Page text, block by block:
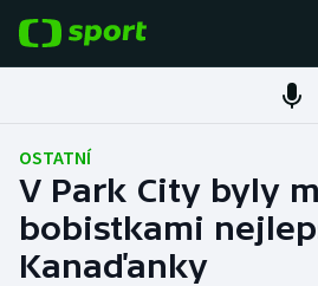
Fotbal
Hokej
Tenis
OSTATNÍ
V Park City byly
bobistkami
Kanaďanky